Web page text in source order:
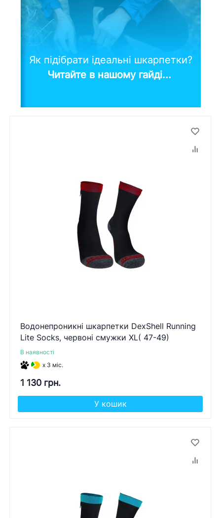
Як підібрати ідеальні шкарпетки?
Читайте в нашому гайді...
Водонепроникні шкарпетки DexShell Running
Lite Socks, червоні смужки XL( 47-49)
В наявності
x 3 міс.
1 130 грн.
У кошик